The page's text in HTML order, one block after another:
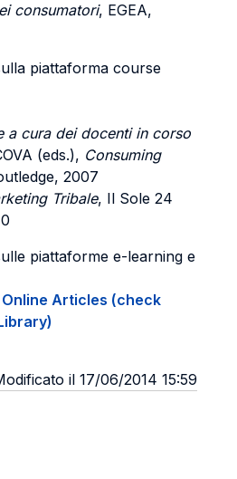
consumatori, EGEA,
piattaforma course
a cura dei docenti in corso
(eds.), Consuming
2007
Tribale, Il Sole 24
piattaforme e-learning e
Online Articles (check
il 17/06/2014 15:59